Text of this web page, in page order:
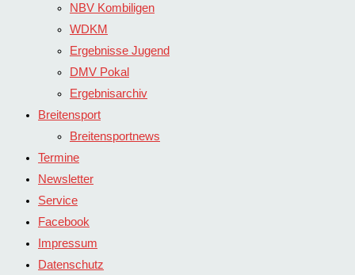
NBV Kombiligen
WDKM
Ergebnisse Jugend
DMV Pokal
Ergebnisarchiv
Breitensport
Breitensportnews
Termine
Newsletter
Service
Facebook
Impressum
Datenschutz